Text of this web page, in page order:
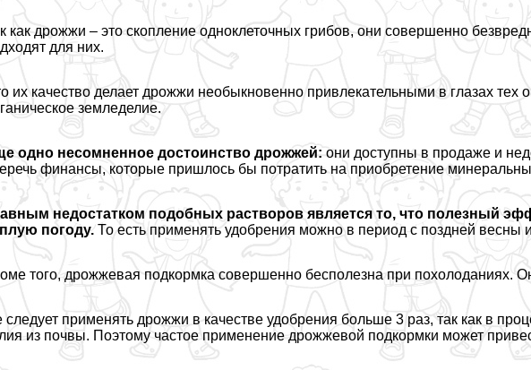
как дрожжи – это скопление одноклеточных грибов, они совершенно
для них.
их качество делает дрожжи необыкновенно привлекательными в глазах тех
земледелие.
одно несомненное достоинство дрожжей: они доступны в продаже и
финансы, которые пришлось бы потратить на приобретение
недостатком подобных растворов является то, что полезный
погоду. То есть применять удобрения можно в период с поздней весны
того, дрожжевая подкормка совершенно бесполезна при похолоданиях.
следует применять дрожжи в качестве удобрения больше 3 раз, так как в
из почвы. Поэтому частое применение дрожжевой подкормки может